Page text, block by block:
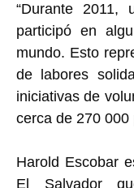
“Durante
participó en
mundo. Esto
de labores
iniciativas de
cerca de 270 000
Harold Escobar
El Salvador